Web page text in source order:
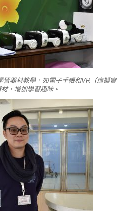
習器材教學，如電子手帳和VR（虛擬實
材，增加學習趣味。